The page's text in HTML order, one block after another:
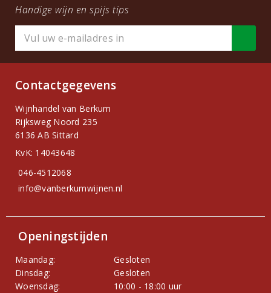
Handige wijn en spijs tips
Contactgegevens
Wijnhandel van Berkum
Rijksweg Noord 235
6136 AB Sittard
KvK: 14043648
046-4512068
info@vanberkumwijnen.nl
Openingstijden
Maandag:
Gesloten
Dinsdag:
Gesloten
Woensdag:
10:00 - 18:00 uur